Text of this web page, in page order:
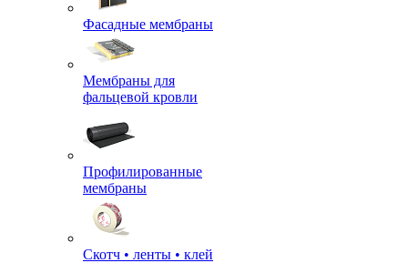
Фасадные мембраны
Мембраны для
фальцевой кровли
Профилированные
мембраны
Скотч • ленты • клей